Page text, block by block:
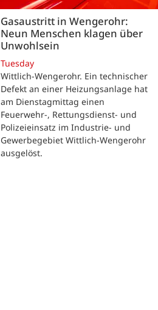
Gasaustritt in Wengerohr:
Neun Menschen klagen über
Unwohlsein
Tuesday
Wittlich-Wengerohr. Ein technischer
Defekt an einer Heizungsanlage hat
am Dienstagmittag einen
Feuerwehr-, Rettungsdienst- und
Polizeieinsatz im Industrie- und
Gewerbegebiet Wittlich-Wengerohr
ausgelöst.